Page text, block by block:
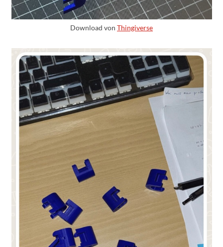
Download von Thingiverse